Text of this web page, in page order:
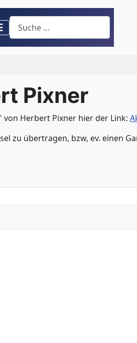
Suchen
Pixner
Herbert Pixner hier der Link:
zu übertragen, bzw, ev. einen